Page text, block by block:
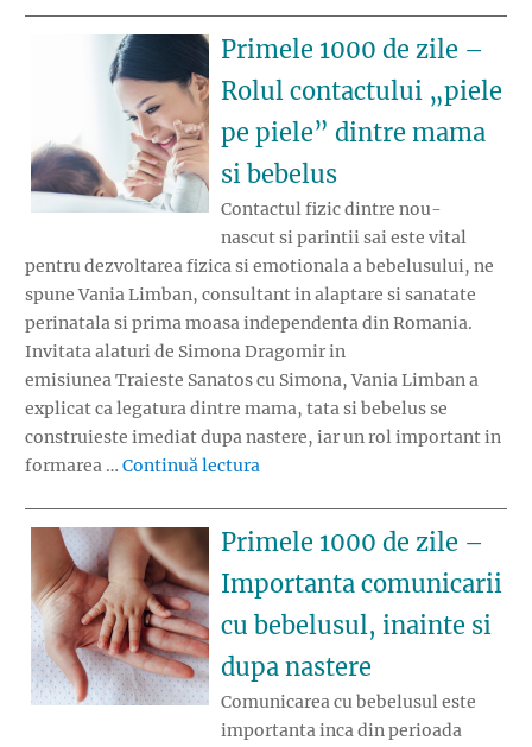
Primele 1000 de zile –
Rolul contactului „piele
pe piele” dintre mama
si bebelus
Contactul fizic dintre nou-
nascut si parintii sai este vital
pentru dezvoltarea fizica si emotionala a bebelusului, ne
spune Vania Limban, consultant in alaptare si sanatate
perinatala si prima moasa independenta din Romania.
Invitata alaturi de Simona Dragomir in
emisiunea Traieste Sanatos cu Simona, Vania Limban a
explicat ca legatura dintre mama, tata si bebelus se
construieste imediat dupa nastere, iar un rol important in
formarea … Continuă lectura
Primele 1000 de zile –
Importanta comunicarii
cu bebelusul, inainte si
dupa nastere
Comunicarea cu bebelusul este
importanta inca din perioada